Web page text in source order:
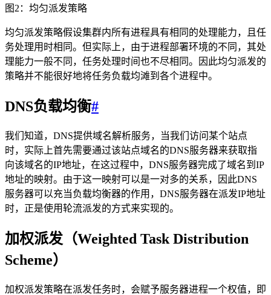
图2：均匀派发策略
均匀派发策略假设集群内所有进程具有相同的处理能力，且任
务处理用时相同。但实际上，由于进程部署环境的不同，其处
理能力一般不同，任务处理时间也不尽相同。因此均匀派发的
策略并不能很好地将任务负载均滩到各个进程中。
DNS负载均衡#
我们知道，DNS提供域名解析服务，当我们访问某个站点
时，实际上首先需要通过该站点域名的DNS服务器来获取指
向该域名的IP地址，在这过程中，DNS服务器完成了域名到IP
地址的映射。由于这一映射可以是一对多的关系，因此DNS
服务器可以充当负载均衡器的作用，DNS服务器在派发IP地址
时，正是使用轮流派发的方式来实现的。
加权派发（Weighted Task Distribution
Scheme）
加权派发策略在派发任务时，会赋予服务器进程一个权值，即